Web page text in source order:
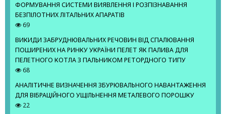
ФОРМУВАННЯ СИСТЕМИ ВИЯВЛЕННЯ І РОЗПІЗНАВАННЯ
БЕЗПІЛОТНИХ ЛІТАЛЬНИХ АПАРАТІВ
69
ВИКИДИ ЗАБРУДНЮВАЛЬНИХ РЕЧОВИН ВІД СПАЛЮВАННЯ
ПОШИРЕНИХ НА РИНКУ УКРАЇНИ ПЕЛЕТ ЯК ПАЛИВА ДЛЯ
ПЕЛЕТНОГО КОТЛА З ПАЛЬНИКОМ РЕТОРДНОГО ТИПУ
68
АНАЛІТИЧНЕ ВИЗНАЧЕННЯ ЗБУРЮВАЛЬНОГО НАВАНТАЖЕННЯ
ДЛЯ ВІБРАЦІЙНОГО УЩІЛЬНЕННЯ МЕТАЛЕВОГО ПОРОШКУ
22